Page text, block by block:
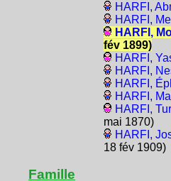
HARFI,
HARFI,
HARFI,
fév 1899)
HARFI,
HARFI,
HARFI,
HARFI,
HARFI,
mai 1870)
HARFI,
18 fév 1909)
Famille